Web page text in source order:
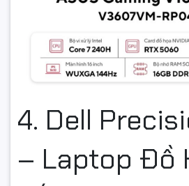
4. Dell
– Laptop Đồ